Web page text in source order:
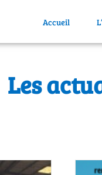
Accueil
Les